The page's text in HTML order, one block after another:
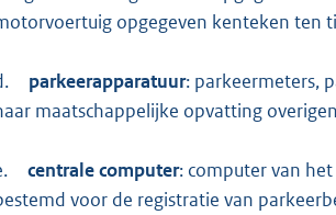
opgegeven kenteken ten
parkeerapparatuur: parkeermeters,
maatschappelijke opvatting
centrale computer: computer van
voor de registratie van